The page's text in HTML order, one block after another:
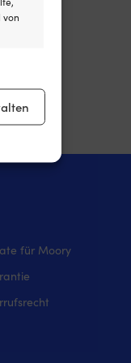
von
für Moory